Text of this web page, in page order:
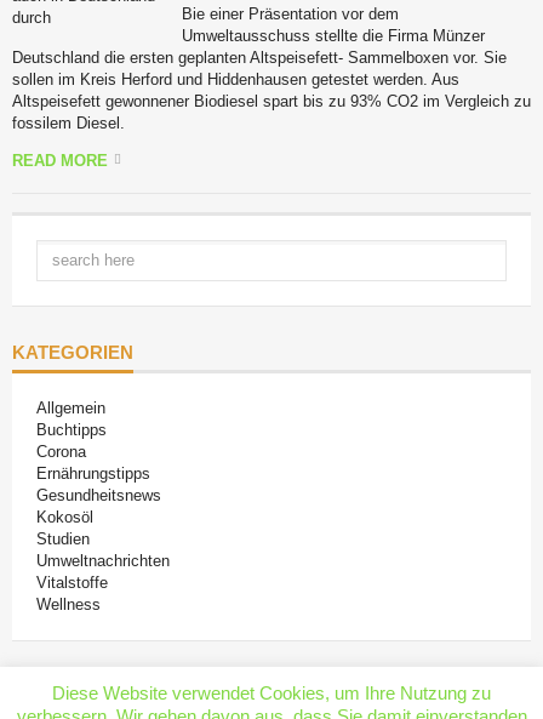
Bie einer Präsentation vor dem
Umweltausschuss stellte die Firma Münzer
Deutschland die ersten geplanten Altspeisefett- Sammelboxen vor. Sie
sollen im Kreis Herford und Hiddenhausen getestet werden. Aus
Altspeisefett gewonnener Biodiesel spart bis zu 93% CO2 im Vergleich zu
fossilem Diesel.
READ MORE
KATEGORIEN
Allgemein
Buchtipps
Corona
Ernährungstipps
Gesundheitsnews
Kokosöl
Studien
Umweltnachrichten
Vitalstoffe
Wellness
Diese Website verwendet Cookies, um Ihre Nutzung zu